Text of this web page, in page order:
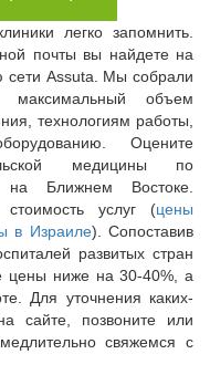
легко запомнить.
почты вы найдете на
сети Assuta. Мы собрали
максимальный объем
технологиям работы,
Оцените
медицины по
на Ближнем Востоке.
услуг (цены
в Израиле). Сопоставив
развитых стран
цены ниже на 30-40%, а
Для уточнения каких-
сайте, позвоните или
свяжемся с